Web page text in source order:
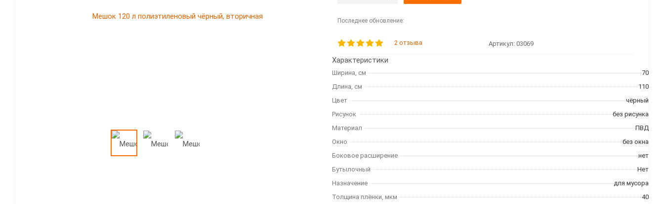
Последнее обновление:
2 отзыва Артикул: 03069
Характеристики
Ширина, см
70
Длина, см
110
Цвет
чёрный
Рисунок
без рисунка
Материал
ПВД
Окно
без окна
Боковое расширение
нет
Бутылочный
Нет
Назначение
для мусора
Толщина плёнки, мкм
40